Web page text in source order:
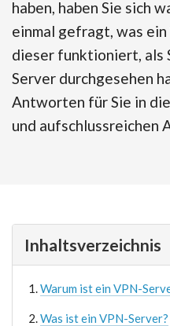
haben, haben Sie sich
einmal gefragt, was
dieser funktioniert, als
Server durchgesehen
Antworten für Sie in
und aufschlussreichen
Inhaltsverzeichnis
Warum ist ein VPN-
Was ist ein VPN-Server?